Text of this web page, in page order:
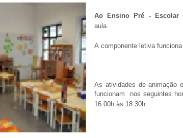
Ao Ensino Pré - Escolar
aula.
A componente letiva
As atividades de animação
funcionam nos seguintes
16:00h às 18:30h